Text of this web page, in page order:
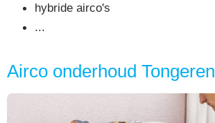
hybride airco's
...
Airco onderhoud Tongeren